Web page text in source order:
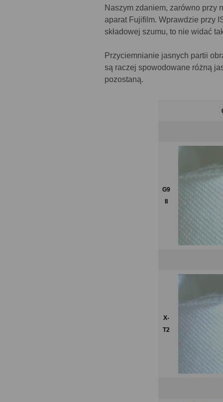
Naszym zdaniem, zarówno przy
aparat Fujifilm. Wprawdzie przy
składowej szumu, to nie widać
Przyciemnianie jasnych partii
są raczej spowodowane różną
pozostaną.
G9
X-
T2